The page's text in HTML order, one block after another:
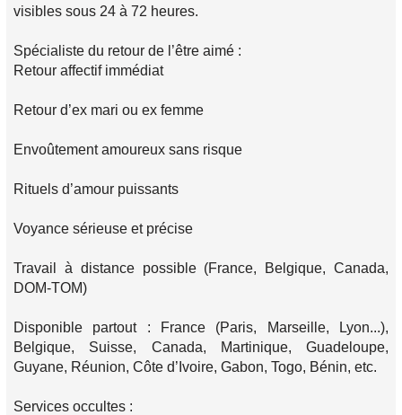
visibles sous 24 à 72 heures.
Spécialiste du retour de l’être aimé :
Retour affectif immédiat
Retour d’ex mari ou ex femme
Envoûtement amoureux sans risque
Rituels d’amour puissants
Voyance sérieuse et précise
Travail à distance possible (France, Belgique, Canada,
DOM-TOM)
Disponible partout : France (Paris, Marseille, Lyon...),
Belgique, Suisse, Canada, Martinique, Guadeloupe,
Guyane, Réunion, Côte d’Ivoire, Gabon, Togo, Bénin, etc.
Services occultes :